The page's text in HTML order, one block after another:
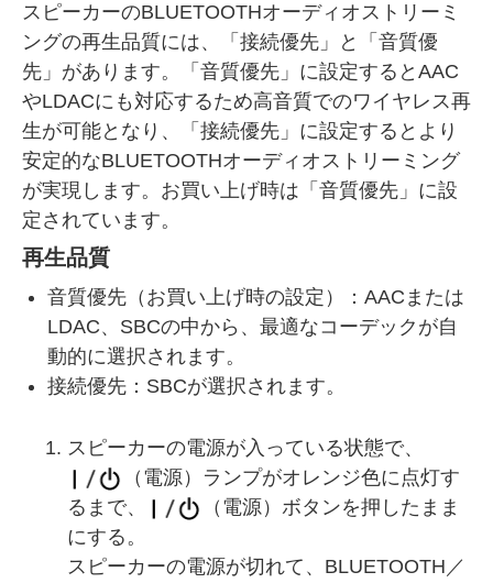
スピーカーのBLUETOOTHオーディオストリーミ
ングの再生品質には、「接続優先」と「音質優
先」があります。「音質優先」に設定するとAAC
やLDACにも対応するため高音質でのワイヤレス再
生が可能となり、「接続優先」に設定するとより
安定的なBLUETOOTHオーディオストリーミング
が実現します。お買い上げ時は「音質優先」に設
定されています。
再生品質
音質優先（お買い上げ時の設定）：AACまたは
LDAC、SBCの中から、最適なコーデックが自
動的に選択されます。
接続優先：SBCが選択されます。
スピーカーの電源が入っている状態で、
（電源）ランプがオレンジ色に点灯す
るまで、
（電源）ボタンを押したまま
にする。
スピーカーの電源が切れて、BLUETOOTH／